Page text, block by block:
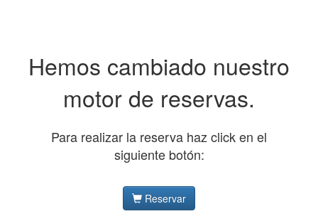
Hemos cambiado nuestro
motor de reservas.
Para realizar la reserva haz click en el
siguiente botón:
Reservar